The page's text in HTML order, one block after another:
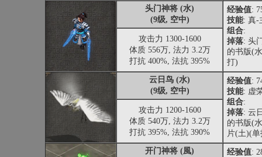
头门神将 (水)
(9级, 空中)
经验值:
技能: 真-
组合:
掉落: 头
的书版(
打)
攻击力 1300-1600
体质 556万, 法力 3.2万
打抗 400%, 法抗 395%
云日鸟 (水)
(9级, 空中)
经验值:
技能: 虚
组合:
掉落: 云
的书版(
片(土)(单
攻击力 1200-1600
体质 540万, 法力 3.2万
打抗 395%, 法抗 390%
开门神将 (風)
经验值: